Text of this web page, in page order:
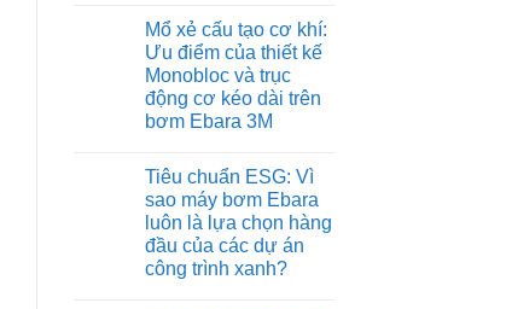
Ebara
EVMS:
Bảo
vệ
động
cơ
và
kéo
hệ
thống
bơm
bình
luận
ở
Phân
tích
cơ
học
trên
dòng
bơm
Ebara
3D:
Giảm
thiểu
tổn
Mổ xẻ cấu tạo cơ khí:
Ưu điểm của thiết kế
Monobloc và trục
động cơ kéo dài trên
bơm Ebara 3M
bình
luận
ở
Mổ
xẻ
cấu
tạo
Tiêu chuẩn ESG: Vì
sao máy bơm Ebara
luôn là lựa chọn hàng
đầu của các dự án
công trình xanh?